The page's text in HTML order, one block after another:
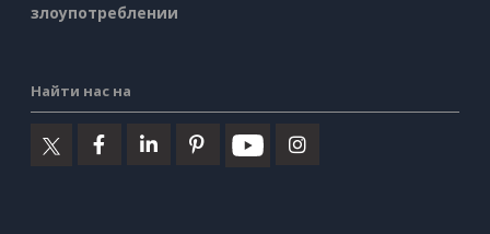
злоупотреблении
Найти нас на